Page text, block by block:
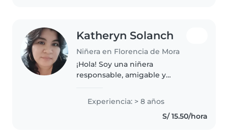
Katheryn Solanch
Niñera en Florencia de Mora
¡Hola! Soy una niñera
responsable, amigable y
de experiencia cuidando bebés y
niños pequeños. Me encanta
leerles cuentos, hacer música y
Experiencia: > 8 años
S/ 15.50/hora